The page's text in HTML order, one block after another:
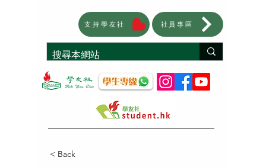
支持學友社 社員專區
< Back